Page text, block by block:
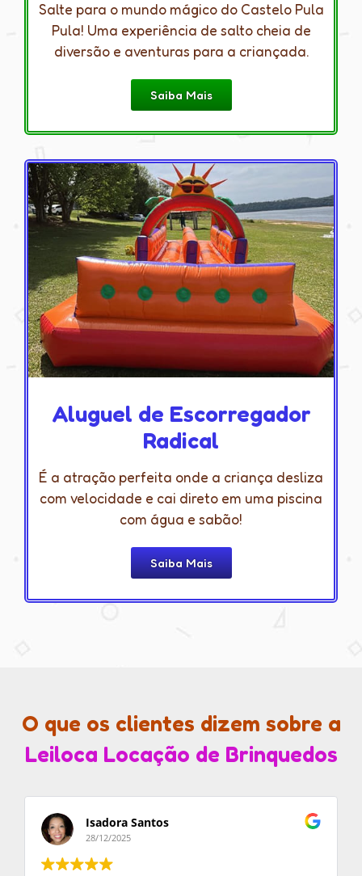
Salte para o mundo mágico do Castelo Pula
Pula! Uma experiência de salto cheia de
diversão e aventuras para a criançada.
Saiba Mais
Aluguel de Escorregador
Radical
É a atração perfeita onde a criança desliza
com velocidade e cai direto em uma piscina
com água e sabão!
Saiba Mais
O que os clientes dizem sobre a
Leiloca Locação de Brinquedos
Isadora Santos
28/12/2025